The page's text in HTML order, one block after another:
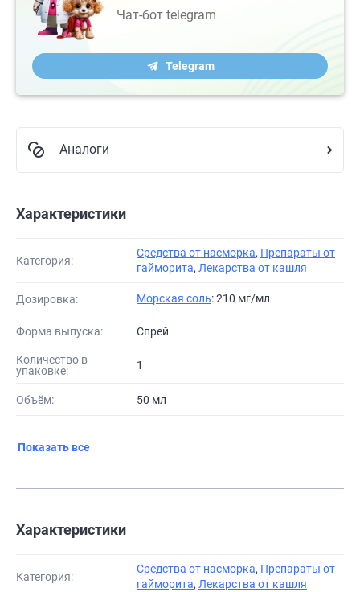
Чат-бот telegram
Telegram
Аналоги
Характеристики
Категория:
Средства от насморка, Препараты от
гайморита, Лекарства от кашля
Дозировка: Морская соль: 210 мг/мл
Форма выпуска: Спрей
Количество в
упаковке:
1
Объём: 50 мл
Показать все
Характеристики
Категория:
Средства от насморка, Препараты от
гайморита, Лекарства от кашля